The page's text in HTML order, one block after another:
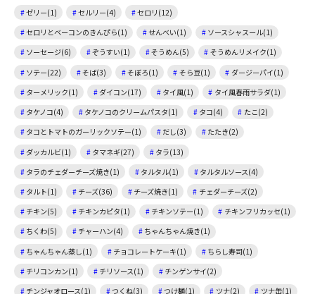
ゼリー(1)
セルリー(4)
セロリ(12)
セロリとベーコンのきんぴら(1)
せんべい(1)
ソースシャスール(1)
ソーセージ(6)
ぞうすい(1) そうめん(5)
そうめんリメイク(1)
ソテー(22)
そば(3) そぼろ(1) そら豆(1)
ダージーパイ(1)
ターメリック(1)
ダイコン(17) タイ風(1)
タイ風春雨サラダ(1)
タケノコ(4)
タケノコのクリームパスタ(1) タコ(4)
たこ(2)
タコとトマトのガーリックソテー(1)
だし(3)
たたき(2)
ダッカルビ(1)
タマネギ(27)
タラ(13)
タラのチェダーチーズ焼き(1)
タルタル(1)
タルタルソース(4)
タルト(1)
チーズ(36) チーズ焼き(1)
チェダーチーズ(2)
チキン(5)
チキンカピタ(1) チキンソテー(1)
チキンフリカッセ(1)
ちくわ(5)
チャーハン(4)
ちゃんちゃん焼き(1)
ちゃんちゃん蒸し(1)
チョコレートケーキ(1)
ちらし寿司(1)
チリコンカン(1)
チリソース(1)
チンゲンサイ(2)
チンジャオロース(1)
つくね(3) つけ麺(1) ツナ(2) ツナ缶(1)